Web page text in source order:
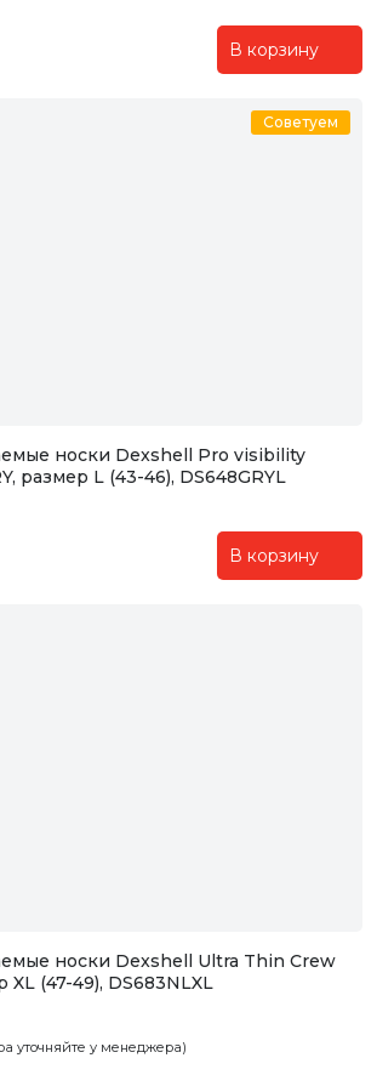
В корзину
Советуем
носки Dexshell Pro visibility
размер L (43-46), DS648GRYL
В корзину
носки Dexshell Ultra Thin Crew
XL (47-49), DS683NLXL
уточняйте у менеджера)